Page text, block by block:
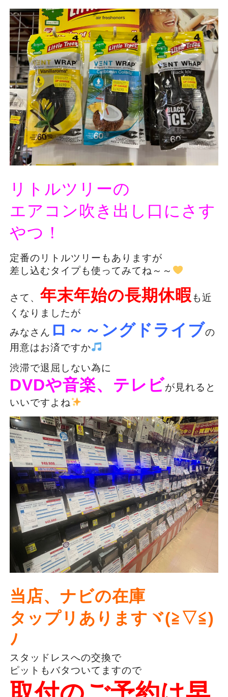
リトルツリーの
エアコン吹き出し口にさす
やつ！
定番のリトルツリーもありますが
差し込むタイプも使ってみてね～～
さて、 年末年始の長期休暇 も近
くなりましたが
みなさん ロ～～ングドライブの
用意はお済ですか
渋滞で退屈しない為に
DVDや音楽、テレビが見れると
いいですよね
当店、ナビの在庫
タップリありますヾ(≧▽≦)
ﾉ
スタッドレスへの交換で
ピットもバタついてますので